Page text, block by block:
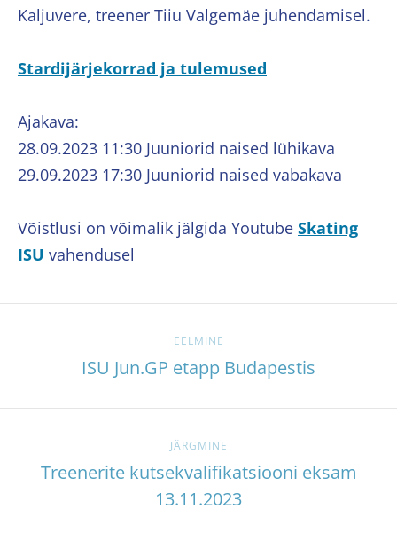
Kaljuvere, treener Tiiu Valgemäe juhendamisel.
Stardijärjekorrad ja tulemused
Ajakava:
28.09.2023 11:30 Juuniorid naised lühikava
29.09.2023 17:30 Juuniorid naised vabakava
Võistlusi on võimalik jälgida Youtube Skating
ISU vahendusel
EELMINE
ISU Jun.GP etapp Budapestis
JÄRGMINE
Treenerite kutsekvalifikatsiooni eksam
13.11.2023